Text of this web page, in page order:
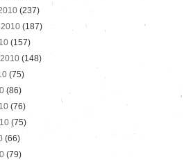
(237)
(187)
(157)
(148)
(75)
(86)
(76)
(75)
(66)
(79)